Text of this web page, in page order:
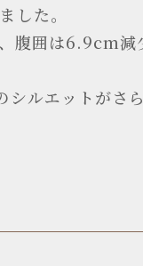
した。
腹囲は6.9cm
ルエットがさ